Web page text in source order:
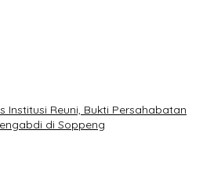
Institusi Reuni, Bukti Persahabatan
di Soppeng